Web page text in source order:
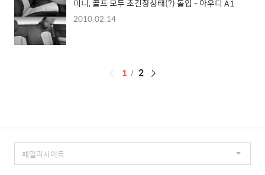
미니, 골프 모두 초긴장상태(?) 돌입 - 아우디 A1
2010.02.14
페
1 2